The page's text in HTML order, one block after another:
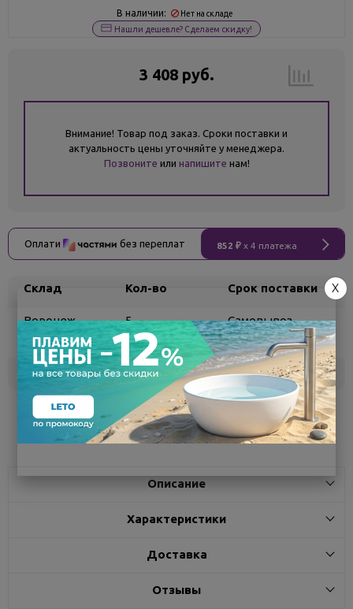
В наличии: Нет на складе
Нашли дешевле? Сделаем скидку!
3 408 руб.
Внимание! Товар под заказ. Сроки поставки и
актуальность цены уточняйте у менеджера.
Позвоните или напишите нам!
Оплати без переплат 852 ₽ x 4 платежа
Склад Кол-во Срок поставки
Воронеж 5
Самовывоз
сегодня
Белгород под заказ 3 - 7 дней
Поделиться
Описание
Характеристики
Доставка
Отзывы
X